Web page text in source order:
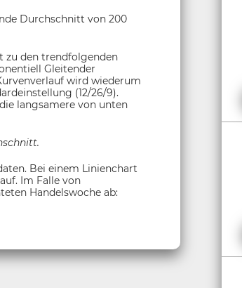
Durchschnitt von 200
zu den trendfolgenden
Gleitender
wird wiederum
(12/26/9).
langsamere von unten
Bei einem Linienchart
Im Falle von
Handelswoche ab: